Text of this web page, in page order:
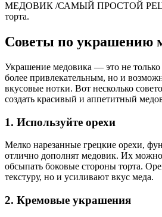
МЕДОВИК /САМЫЙ ПРОСТОЙ
торта.
Советы по украшению
Украшение медовика — это не только
более привлекательным, но и
вкусовые нотки. Вот несколько
создать красивый и аппетитный
1. Используйте орехи
Мелко нарезанные грецкие орехи,
отлично дополнят медовик. Их
обсыпать боковые стороны торта.
текстуру, но и усиливают вкус меда.
2. Кремовые украшения